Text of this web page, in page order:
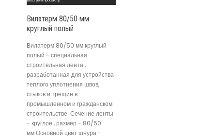
Вилатерм 80/50 мм
круглый полый
Вилатерм 80/50 мм круглый
полый - специальная
строительная лента ,
разработанная для устройства
теплого уплотнения швов,
стыков и трещин в
промышленном и гражданском
строительстве. Сечение ленты
- круглое , размер - 80/50
мм.Основной цвет шнура -